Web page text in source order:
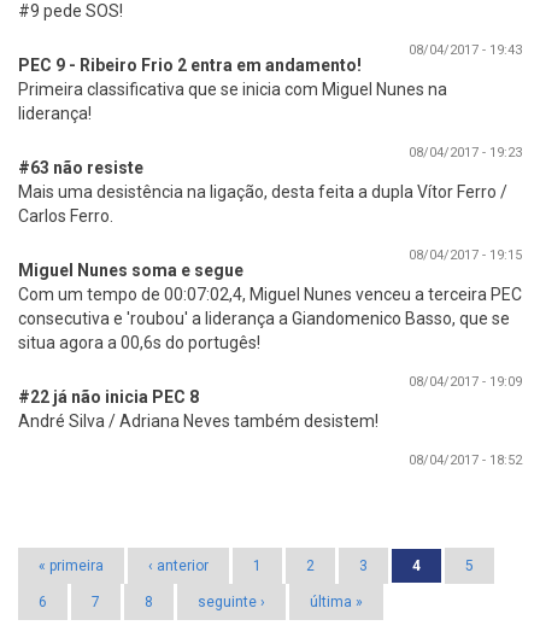
#9 pede SOS!
08/04/2017 - 19:43
PEC 9 - Ribeiro Frio 2 entra em andamento!
Primeira classificativa que se inicia com Miguel Nunes na
liderança!
08/04/2017 - 19:23
#63 não resiste
Mais uma desistência na ligação, desta feita a dupla Vítor Ferro /
Carlos Ferro.
08/04/2017 - 19:15
Miguel Nunes soma e segue
Com um tempo de 00:07:02,4, Miguel Nunes venceu a terceira PEC
consecutiva e 'roubou' a liderança a Giandomenico Basso, que se
situa agora a 00,6s do portugês!
08/04/2017 - 19:09
#22 já não inicia PEC 8
André Silva / Adriana Neves também desistem!
08/04/2017 - 18:52
« primeira ‹ anterior 1 2 3 4 5
6 7 8 seguinte › última »